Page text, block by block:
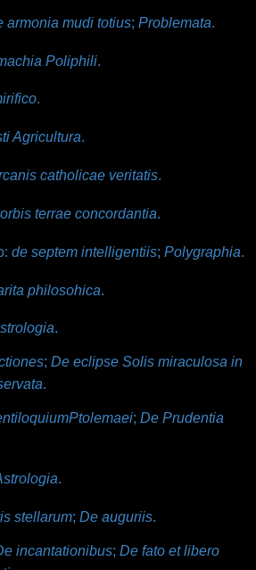
armonia mudi totius; Problemata.
Poliphili.
.
Agricultura.
catholicae veritatis.
terrae concordantia.
de septem intelligentiis; Polygraphia.
philosohica.
.
; De eclipse Solis miraculosa in
.
; De Prudentia
.
stellarum; De auguriis.
incantationibus; De fato et libero